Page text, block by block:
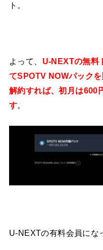
ト。
よって、 U-NEXTの無料
てSPOTV NOWパック
解約すれば、初月は600
す。
U-NEXTの有料会員にな